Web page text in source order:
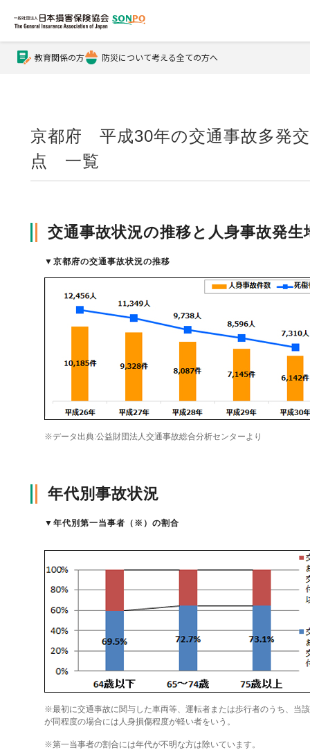
公式Xアカウント
損害保険とは？
損害保険とは？トップ
傷害保険
個人賠償責任保険
風水雪災等による損害を補償する損害保険
ペット保険
協会の活動・概要
規範、方針、指針・基準、ガイドライン等
所在地（本部・支部）
損害保険お役立ち情報
お客様の声を受けた取り組み
会員会社等一覧
「損害保険登録鑑定人」認定試験
医療研修
交通事故医療研究助成
統計
お知らせトップ
協会ニュースリリース
会員各社ニュースリリース
協会からのお知らせ
相談・通報等窓口
損害保険の相談窓口
自然災害損保契約のご照会
他の紛争解決機関等
教育関係の方 防災について考える全ての方へ
京都府 平成30年の交通事故多発
点 一覧
交通事故状況の推移と人身事故発生
▼ 京都府の交通事故状況の推移
※データ出典:公益財団法人交通事故総合分析センターより
年代別事故状況
▼ 年代別第一当事者（※）の割合
※最初に交通事故に関与した車両等、運転者または歩行者のうち、当
が同程度の場合には人身損傷程度が軽い者をいう。
※第一当事者の割合には年代が不明な方は除いています。